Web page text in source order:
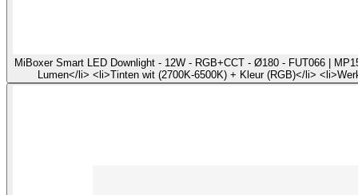
MiBoxer Smart LED Downlight - 12W - RGB+CCT - Ø180 - FUT066 |
Lumen</li> <li>Tinten wit (2700K-6500K) + Kleur (RGB)</li>